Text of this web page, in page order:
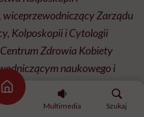
Strona główna
Multimedia
Szukaj
Zarządu
Kolposkopii i Cytologii
Zdrowia Kobiety
naukowego i
w ramach projektu
Kapituły